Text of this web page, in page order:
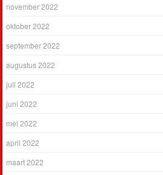
november 2022
oktober 2022
september 2022
augustus 2022
juli 2022
juni 2022
mei 2022
april 2022
maart 2022